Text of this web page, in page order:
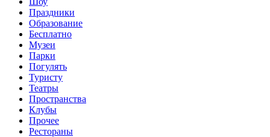
Праздники
Образование
Бесплатно
Музеи
Парки
Погулять
Туристу
Театры
Пространства
Клубы
Прочее
Рестораны